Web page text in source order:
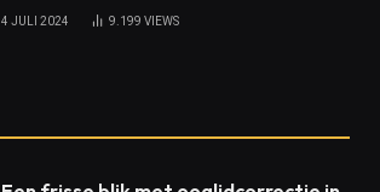
4 JULI 2024 9.199 VIEWS